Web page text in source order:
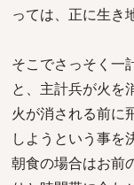
っては、正に生き
そこでさっそく一
と、主計兵が火を
火が消される前に
しようという事を
朝食の場合はお前